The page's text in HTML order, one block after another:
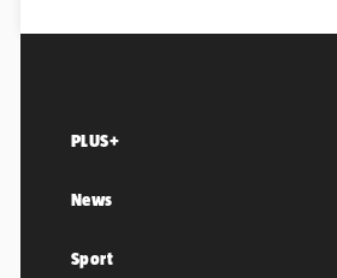
PLUS+
News
Sport